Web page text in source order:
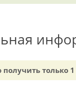
только